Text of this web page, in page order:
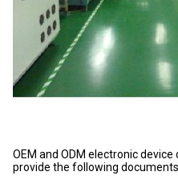
OEM and ODM electronic
provide the following documents